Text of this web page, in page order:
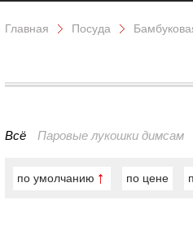
Главная Посуда
Всё Паровые лукошки димсам
по умолчанию по цене